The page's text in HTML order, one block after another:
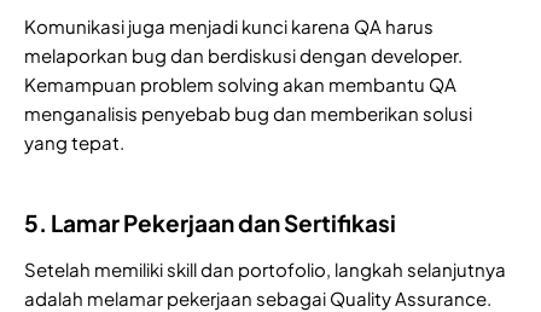
Komunikasi juga menjadi kunci karena QA harus
melaporkan bug dan berdiskusi dengan developer.
Kemampuan problem solving akan membantu QA
menganalisis penyebab bug dan memberikan solusi
yang tepat.
5. Lamar Pekerjaan dan Sertifikasi
Setelah memiliki skill dan portofolio, langkah selanjutnya
adalah melamar pekerjaan sebagai Quality Assurance.